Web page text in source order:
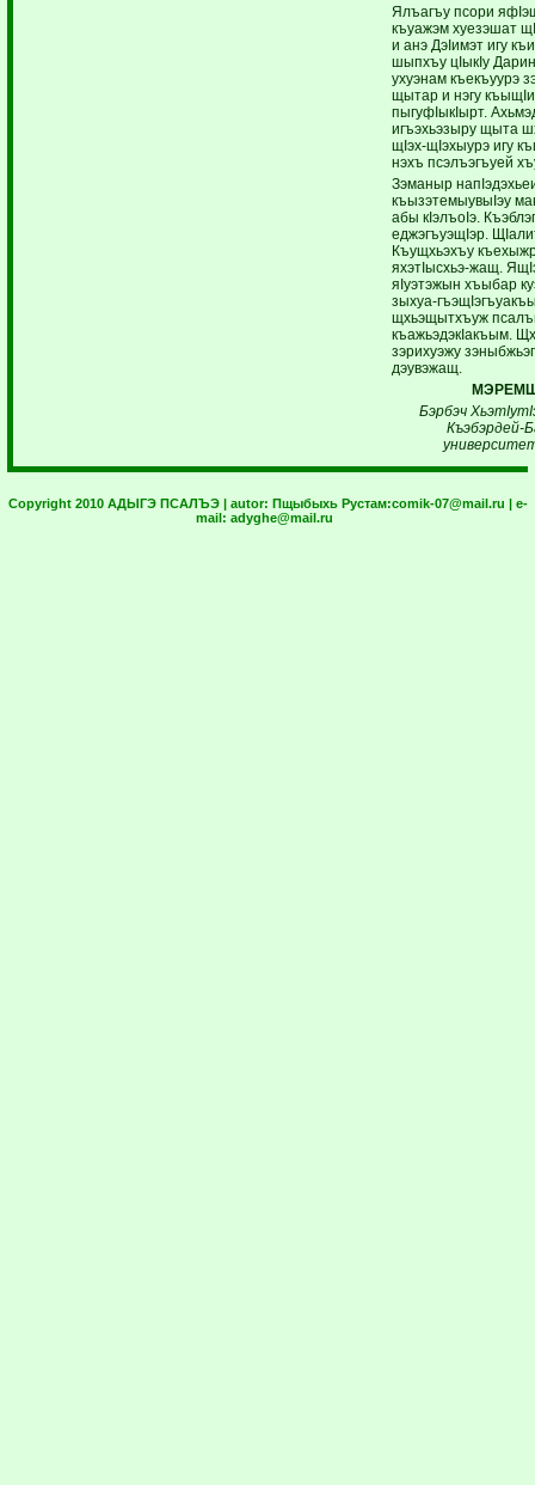
Ялъагъу псори
къуажэм хуезэшат
и анэ ДэIимэт игу
шыпхъу цIыкIу
ухуэнам къекъуурэ
щытар и нэгу
пыгуфIыкIырт.
игъэхьэзыру щыта
щIэх-щIэхыурэ игу
нэхъ псэлъэгъуей
Зэманыр
къызэтемыувыIэу
абы кIэлъоIэ.
еджэгъуэщIэр.
Къущхьэхъу
яхэтIысхьэ-жащ.
яIуэтэжын хъыбар
зыхуа-
щхьэщытхъуж
къажьэдэкIакъым.
зэрихуэжу
дэувэжащ.
Бэрбэч ХьэтIутI
Къэбэрдей-
Copyright 2010 АДЫГЭ ПСАЛЪЭ | autor: Пщыбыхь Рустам:comik-07@mail.ru | e-
mail: adyghe@mail.ru